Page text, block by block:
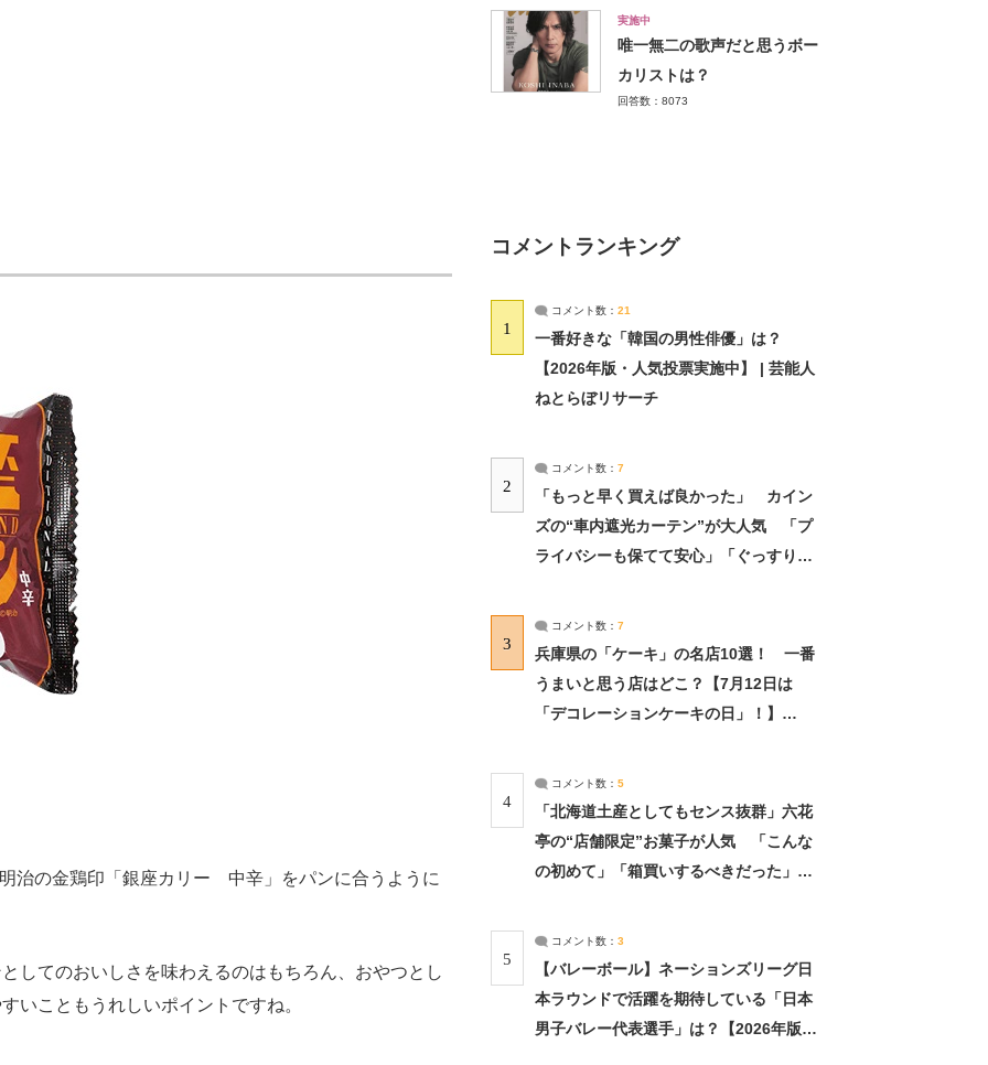
治の金鶏印「銀座カリー 中辛」をパンに合うように
てのおいしさを味わえるのはもちろん、おやつとし
いこともうれしいポイントですね。
実施中
唯一無二の歌声だと思うボー
カリストは？
回答数：8073
コメントランキング
1
コメント数： 21
一番好きな「韓国の男性俳優」は？
【2026年版・人気投票実施中】 | 芸能人
ねとらぼリサーチ
2
コメント数： 7
「もっと早く買えば良かった」 カイン
ズの“車内遮光カーテン”が大人気 「プ
ライバシーも保てて安心」「ぐっすり眠
3
コメント数： 7
兵庫県の「ケーキ」の名店10選！ 一番
うまいと思う店はどこ？【7月12日は
「デコレーションケーキの日」！】
4
コメント数： 5
「北海道土産としてもセンス抜群」六花
亭の“店舗限定”お菓子が人気 「こんな
の初めて」「箱買いするべきだった」
5
コメント数： 3
【バレーボール】ネーションズリーグ日
本ラウンドで活躍を期待している「日本
男子バレー代表選手」は？【2026年版・